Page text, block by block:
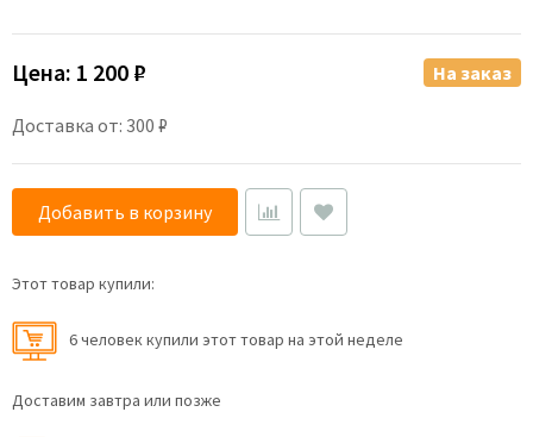
Цена: 1 200 ₽
Доставка от: 300 ₽
На заказ
Добавить в корзину
Этот товар купили:
6 человек купили этот товар на этой неделе
Доставим завтра или позже